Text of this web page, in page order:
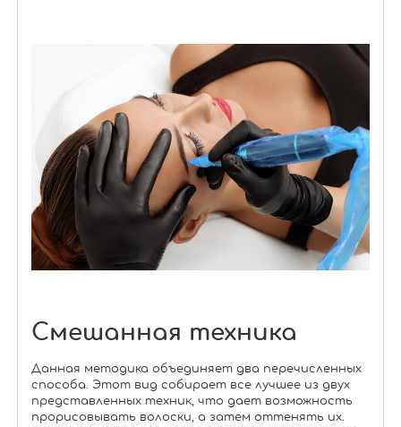
Смешанная техника
Данная методика объединяет два перечисленных
способа. Этот вид собирает все лучшее из двух
представленных техник, что дает возможность
прорисовывать волоски, а затем оттенять их.